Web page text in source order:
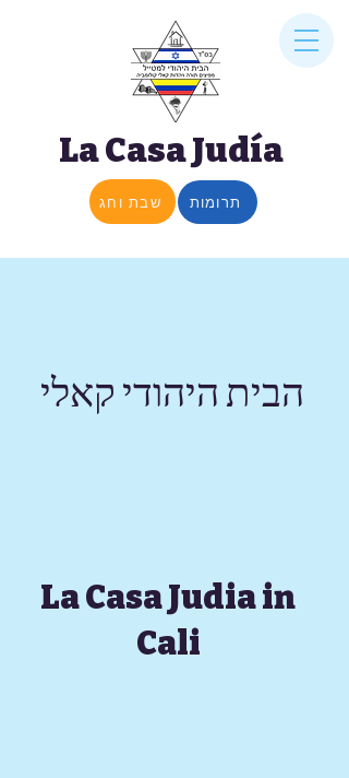
תרומות שבת וחג
La Casa Judía
הבית היהודי קאלי
La Casa Judia in
Cali